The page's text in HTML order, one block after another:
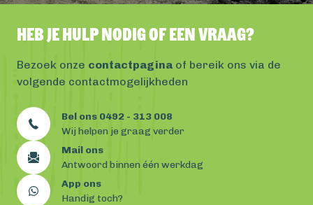
Heb je hulp nodig of een vraag?
Bezoek onze contactpagina of bereik ons via de
volgende contactmogelijkheden
Bel ons 0492 - 313 008
Wij helpen je graag verder
Mail ons
Antwoord binnen één werkdag
App ons
Handig toch?